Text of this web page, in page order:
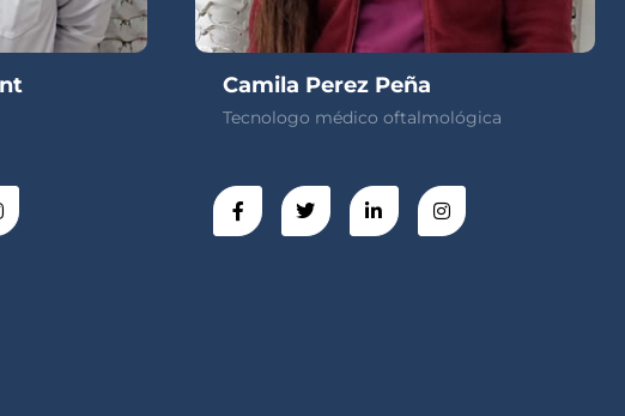
Camila Perez Peña
Tecnologo médico oftalmológica